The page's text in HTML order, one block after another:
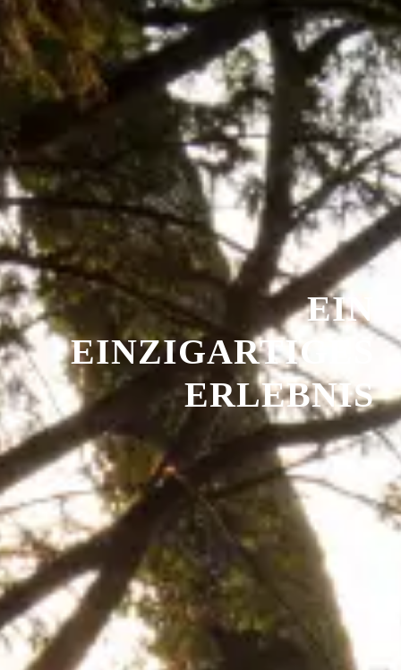
EIN
EINZIGARTIGES
ERLEBNIS